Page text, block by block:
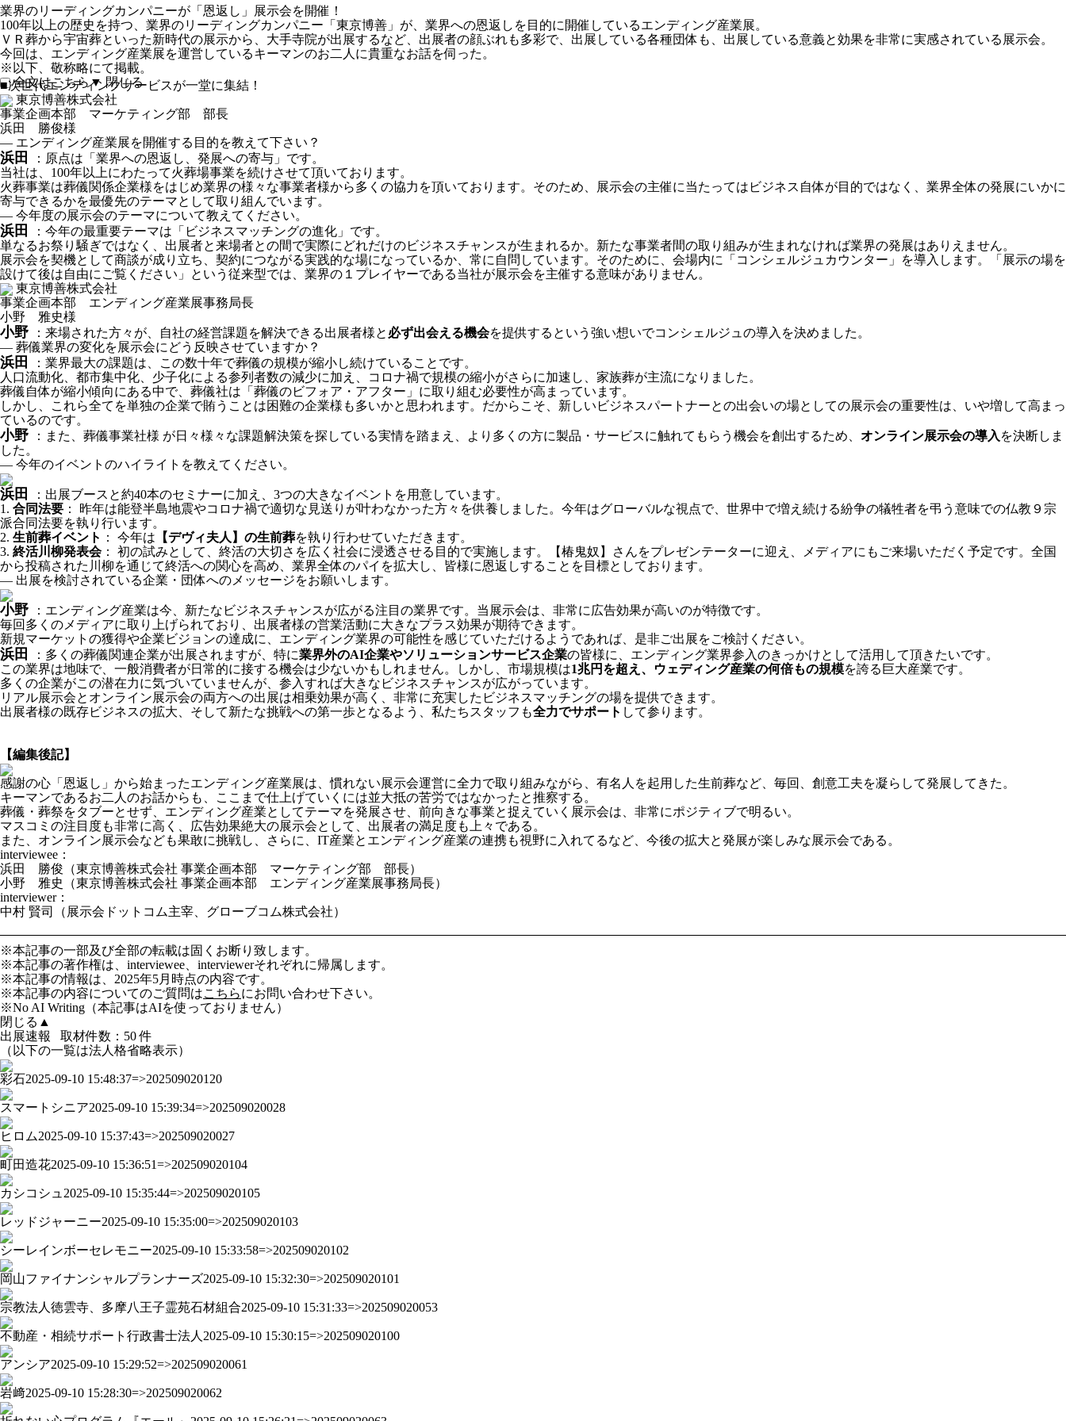
業界のリーディングカンパニーが「恩返し」展示会を開催！
100年以上の歴史を持つ、業界のリーディングカンパニー「東京博善」が、業界への恩返しを目的に開催しているエンディング産業展。
ＶＲ葬から宇宙葬といった新時代の展示から、大手寺院が出展するなど、出展者の顔ぶれも多彩で、出展している各種団体も、出展している意義と効果を非常に実感されている展示会。
今回は、エンディング産業展を運営しているキーマンのお二人に貴重なお話を伺った。
※以下、敬称略にて掲載。
全文はこちら▼ 閉じる
■次世代エンディングサービスが一堂に集結！
東京博善株式会社
事業企画本部 マーケティング部 部長
浜田 勝俊様
― エンディング産業展を開催する目的を教えて下さい？
浜田
：原点は「業界への恩返し、発展への寄与」です。
当社は、100年以上にわたって火葬場事業を続けさせて頂いております。
火葬事業は葬儀関係企業様をはじめ業界の様々な事業者様から多くの協力を頂いております。そのため、展示会の主催に当たってはビジネス自体が目的ではなく、業界全体の発展にいかに
寄与できるかを最優先のテーマとして取り組んでいます。
― 今年度の展示会のテーマについて教えてください。
浜田
：今年の最重要テーマは「ビジネスマッチングの進化」です。
単なるお祭り騒ぎではなく、出展者と来場者との間で実際にどれだけのビジネスチャンスが生まれるか。新たな事業者間の取り組みが生まれなければ業界の発展はありえません。
展示会を契機として商談が成り立ち、契約につながる実践的な場になっているか、常に自問しています。そのために、会場内に「コンシェルジュカウンター」を導入します。「展示の場を
設けて後は自由にご覧ください」という従来型では、業界の１プレイヤーである当社が展示会を主催する意味がありません。
東京博善株式会社
事業企画本部 エンディング産業展事務局長
小野 雅史様
小野 ：来場された方々が、自社の経営課題を解決できる出展者様と 必ず出会える機会を提供するという強い想いでコンシェルジュの導入を決めました。
― 葬儀業界の変化を展示会にどう反映させていますか？
浜田
：業界最大の課題は、この数十年で葬儀の規模が縮小し続けていることです。
人口流動化、都市集中化、少子化による参列者数の減少に加え、コロナ禍で規模の縮小がさらに加速し、家族葬が主流になりました。
葬儀自体が縮小傾向にある中で、葬儀社は「葬儀のビフォア・アフター」に取り組む必要性が高まっています。
しかし、これら全てを単独の企業で賄うことは困難の企業様も多いかと思われます。だからこそ、新しいビジネスパートナーとの出会いの場としての展示会の重要性は、いや増して高まっ
ているのです。
小野 ：また、葬儀事業社様 が日々様々な課題解決策を探している実情を踏まえ、より多くの方に製品・サービスに触れてもらう機会を創出するため、 オンライン展示会の導入 を決断しま
した。
― 今年のイベントのハイライトを教えてください。
浜田
：出展ブースと約40本のセミナーに加え、3つの大きなイベントを用意しています。
1. 合同法要 ： 昨年は能登半島地震やコロナ禍で適切な見送りが叶わなかった方々を供養しました。今年はグローバルな視点で、世界中で増え続ける紛争の犠牲者を弔う意味での仏教９宗
派合同法要を執り行います。
2. 生前葬イベント ： 今年は 【デヴィ夫人】の生前葬を執り行わせていただきます。
3. 終活川柳発表会： 初の試みとして、終活の大切さを広く社会に浸透させる目的で実施します。【椿鬼奴】さんをプレゼンテーターに迎え、メディアにもご来場いただく予定です。全国
から投稿された川柳を通じて終活への関心を高め、業界全体のパイを拡大し、皆様に恩返しすることを目標としております。
― 出展を検討されている企業・団体へのメッセージをお願いします。
小野
：エンディング産業は今、新たなビジネスチャンスが広がる注目の業界です。当展示会は、非常に広告効果が高いのが特徴です。
毎回多くのメディアに取り上げられており、出展者様の営業活動に大きなプラス効果が期待できます。
新規マーケットの獲得や企業ビジョンの達成に、エンディング業界の可能性を感じていただけるようであれば、是非ご出展をご検討ください。
浜田 ：多くの葬儀関連企業が出展されますが、特に業界外のAI企業やソリューションサービス企業の皆様に、エンディング業界参入のきっかけとして活用して頂きたいです。
この業界は地味で、一般消費者が日常的に接する機会は少ないかもしれません。しかし、市場規模は1兆円を超え、ウェディング産業の何倍もの規模を誇る巨大産業です。
多くの企業がこの潜在力に気づいていませんが、参入すれば大きなビジネスチャンスが広がっています。
リアル展示会とオンライン展示会の両方への出展は相乗効果が高く、非常に充実したビジネスマッチングの場を提供できます。
出展者様の既存ビジネスの拡大、そして新たな挑戦への第一歩となるよう、私たちスタッフも全力でサポート して参ります。
【編集後記】
感謝の心「恩返し」から始まったエンディング産業展は、慣れない展示会運営に全力で取り組みながら、有名人を起用した生前葬など、毎回、創意工夫を凝らして発展してきた。
キーマンであるお二人のお話からも、ここまで仕上げていくには並大抵の苦労ではなかったと推察する。
葬儀・葬祭をタブーとせず、エンディング産業としてテーマを発展させ、前向きな事業と捉えていく展示会は、非常にポジティブで明るい。
マスコミの注目度も非常に高く、広告効果絶大の展示会として、出展者の満足度も上々である。
また、オンライン展示会なども果敢に挑戦し、さらに、IT産業とエンディング産業の連携も視野に入れてるなど、今後の拡大と発展が楽しみな展示会である。
interviewee：
浜田 勝俊（東京博善株式会社 事業企画本部 マーケティング部 部長）
小野 雅史（東京博善株式会社 事業企画本部 エンディング産業展事務局長）
interviewer：
中村 賢司（展示会ドットコム主宰、グローブコム株式会社）
※本記事の一部及び全部の転載は固くお断り致します。
※本記事の著作権は、interviewee、interviewerそれぞれに帰属します。
※本記事の情報は、2025年5月時点の内容です。
※本記事の内容についてのご質問はこちらにお問い合わせ下さい。
※No AI Writing（本記事はAIを使っておりません）
閉じる▲
出展速報 取材件数： 50 件
（以下の一覧は法人格省略表示）
彩石2025-09-10 15:48:37=>202509020120
スマートシニア2025-09-10 15:39:34=>202509020028
ヒロム2025-09-10 15:37:43=>202509020027
町田造花2025-09-10 15:36:51=>202509020104
カシコシュ 2025-09-10 15:35:44=>202509020105
レッドジャーニー2025-09-10 15:35:00=>202509020103
シーレインボーセレモニー2025-09-10 15:33:58=>202509020102
岡山ファイナンシャルプランナーズ2025-09-10 15:32:30=>202509020101
宗教法人徳雲寺、多摩八王子霊苑石材組合2025-09-10 15:31:33=>202509020053
不動産・相続サポート行政書士法人 2025-09-10 15:30:15=>202509020100
アンシア2025-09-10 15:29:52=>202509020061
岩﨑2025-09-10 15:28:30=>202509020062